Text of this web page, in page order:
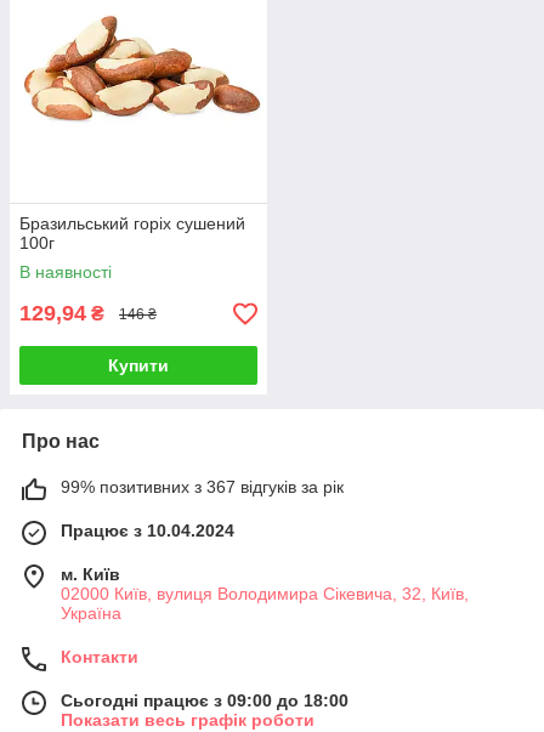
Бразильський горіх сушений
100г
В наявності
129,94 ₴ 146 ₴
Купити
Про нас
99% позитивних з 367 відгуків за рік
Працює з 10.04.2024
м. Київ
02000 Київ, вулиця Володимира Сікевича, 32, Київ,
Україна
Контакти
Сьогодні працює з 09:00 до 18:00
Показати весь графік роботи